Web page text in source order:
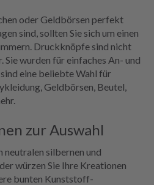
oder Geldbörsen perfekt
sind, sollten Sie sich um einen
Druckknöpfe sind nicht
Sie wurden für einfaches An- und
eine beliebte Wahl für
Geldbörsen, Beutel,
zur Auswahl
neutralen silbernen und
würzen Sie Ihre Kreationen
bunten Kunststoff-